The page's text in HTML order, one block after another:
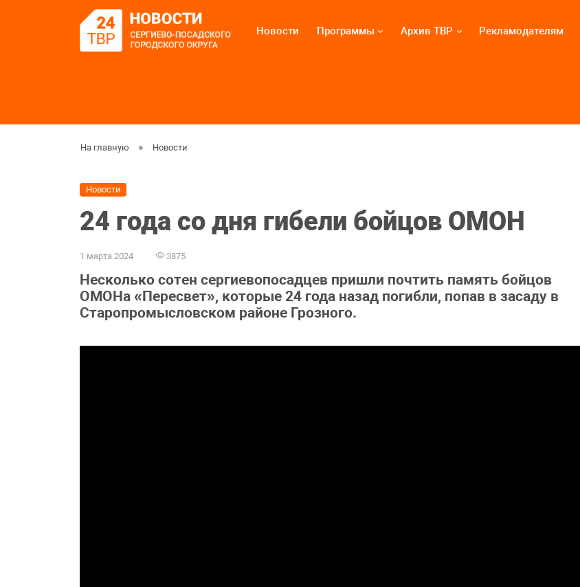
Новости Программы Архив ТВР Рекламодателям
На главную Новости
Новости
24 года со дня гибели бойцов ОМОН
1 марта 2024 3875
Несколько сотен сергиевопосадцев пришли почтить память бойцов
ОМОНа «Пересвет», которые 24 года назад погибли, попав в засаду в
Старопромысловском районе Грозного.